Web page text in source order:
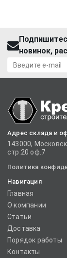
новинок,
Адрес склада и
143000,
стр.20 оф.7
Политика
Навигация
Главная
О компании
Статьи
Доставка
Порядок работы
Контакты